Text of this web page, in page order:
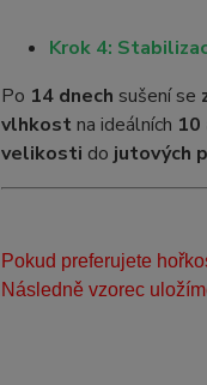
Krok 4:
Po 14 dnech sušení se
vlhkost na ideálních 10
velikosti do jutových
Pokud preferujete
Následně vzorec